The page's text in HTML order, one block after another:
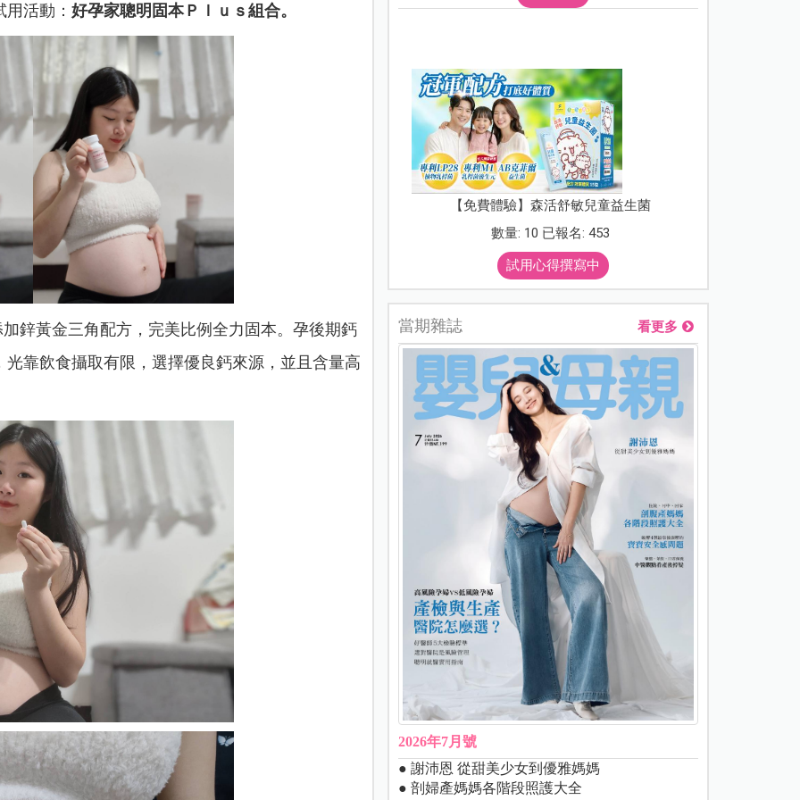
活動： 好孕家聰明固本Ｐｌｕｓ組合。
鋅黃金三角配方，完美比例全力固本。孕後期鈣
靠飲食攝取有限，選擇優良鈣來源，並且含量高
【免費體驗】森活舒敏兒童益生菌
數量: 10 已報名: 453
試用心得撰寫中
當期雜誌 看更多
2026年7月號
● 謝沛恩 從甜美少女到優雅媽媽
● 剖婦產媽媽各階段照護大全